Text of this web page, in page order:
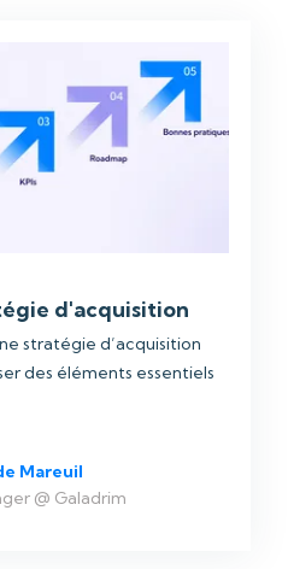
d'acquisition
stratégie d’acquisition
des éléments essentiels
Mareuil
@ Galadrim